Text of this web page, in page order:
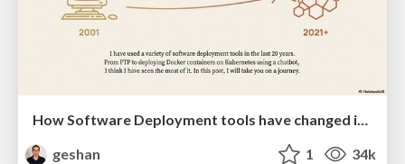
How Software Deployment tools have changed in the past 20 years
geshan
1 34k